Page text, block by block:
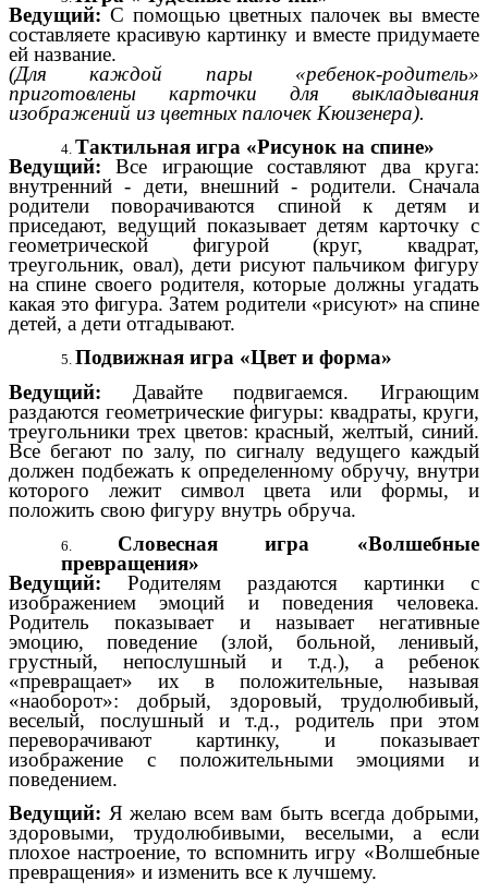
Ведущий:С помощью цветных палочек вы вместе
составляете красивую картинку и вместе придумаете
ей название.
(Для каждой пары «ребенок-родитель»
приготовлены карточки для выкладывания
изображений из цветных палочек Кюизенера).
Тактильная игра «Рисунок на спине»
Ведущий: Все играющие составляют
два круга:
внутренний - дети, внешний - родители. Сначала
родители поворачиваются спиной к детям и
приседают, ведущий показывает детям карточку с
геометрической фигурой (круг, квадрат,
треугольник, овал), дети рисуют пальчиком фигуру
на спине своего родителя, которые должны угадать
какая это фигура. Затем родители «рисуют» на спине
детей, а дети отгадывают.
Подвижная игра «Цвет и форма»
Ведущий: Давайте подвигаемся. Играющим
раздаются геометрические фигуры: квадраты, круги,
треугольники трех цветов: красный, желтый, синий.
Все бегают по залу, по сигналу ведущего каждый
должен подбежать к определенному обручу, внутри
которого лежит символ цвета или формы, и
положить свою фигуру внутрь обруча.
Словесная игра «Волшебные
превращения»
Ведущий: Родителям раздаются картинки с
изображением эмоций и поведения человека.
Родитель показывает и называет негативные
эмоцию, поведение (злой, больной, ленивый,
грустный, непослушный и т.д.), а ребенок
«превращает» их в положительные, называя
«наоборот»: добрый, здоровый, трудолюбивый,
веселый, послушный и т.д., родитель при этом
переворачивают картинку, и показывает
изображение с положительными эмоциями и
поведением.
Ведущий: Я желаю всем вам быть всегда добрыми,
здоровыми, трудолюбивыми, веселыми, а если
плохое настроение, то вспомнить игру «Волшебные
превращения» и изменить все к лучшему.